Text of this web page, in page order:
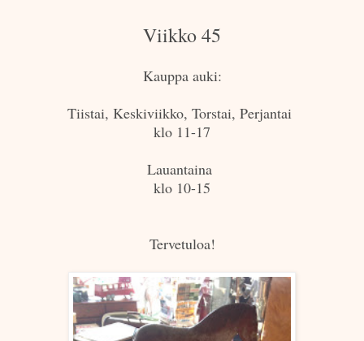
Viikko 45
Kauppa auki:
Tiistai, Keskiviikko, Torstai, Perjantai
klo 11-17
Lauantaina
klo 10-15
Tervetuloa!